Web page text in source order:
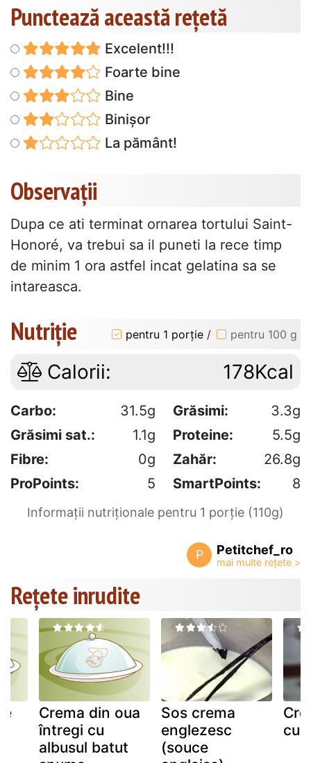
Punctează această reţetă
Excelent!!!
Foarte bine
Bine
Binișor
La pământ!
Observații
Dupa ce ati terminat ornarea tortului Saint-
Honoré, va trebui sa il puneti la rece timp
de minim 1 ora astfel incat gelatina sa se
intareasca.
Nutriție pentru 1 porție / pentru 100 g
Calorii: 178Kcal
Carbo: 31.5g Grăsimi:
3.3g
Grăsimi sat.:
1.1g Proteine:
5.5g
Fibre:
0g Zahăr:
26.8g
ProPoints:
5 SmartPoints: 8
Informații nutriționale pentru 1 porție (110g)
P Petitchef_ro
Rețete inrudite
Crema din oua
întregi cu
albusul batut
Sos crema
englezesc
(souce
cu